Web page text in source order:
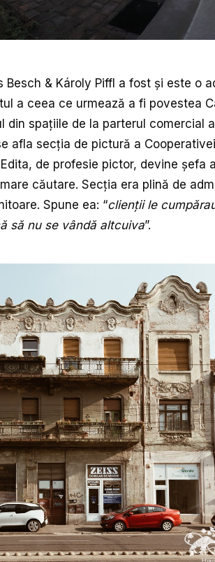
Besch & Károly Piffl a fost și este o
a ceea ce urmează a fi povestea
din spațiile de la parterul comercial
afla secţia de pictură a
de profesie pictor, devine șefa
căutare. Secția era plină de
Spune ea: “clienții le
să nu se vândă altcuiva”.